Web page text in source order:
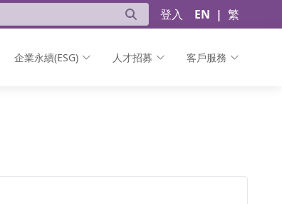
登入 EN | 繁
企業永續(ESG) 人才招募 客戶服務